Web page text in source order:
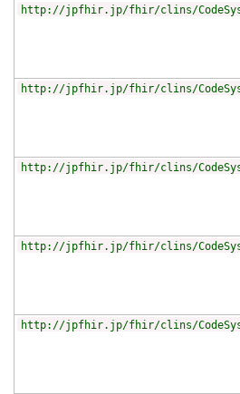
http://jpfhir.jp/fhir/clins/CodeSystem/
http://jpfhir.jp/fhir/clins/CodeSystem/
http://jpfhir.jp/fhir/clins/CodeSystem/
http://jpfhir.jp/fhir/clins/CodeSystem/
http://jpfhir.jp/fhir/clins/CodeSystem/